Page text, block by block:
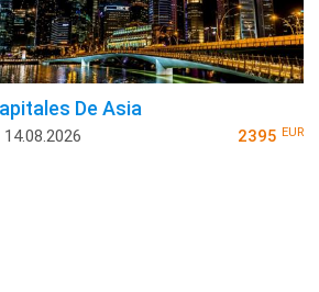
De Asia
14.08.2026 2395EUR